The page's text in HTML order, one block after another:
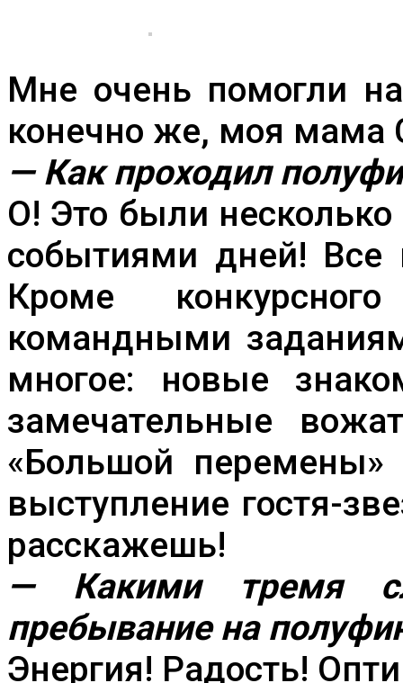
Мне очень помогли
конечно же, моя мама
— Как проходил
О! Это были
событиями дней! Все
Кроме
командными
многое: новые
замечательные
«Большой
выступление гостя-
расскажешь!
— Какими тремя
пребывание на
Энергия! Радость!